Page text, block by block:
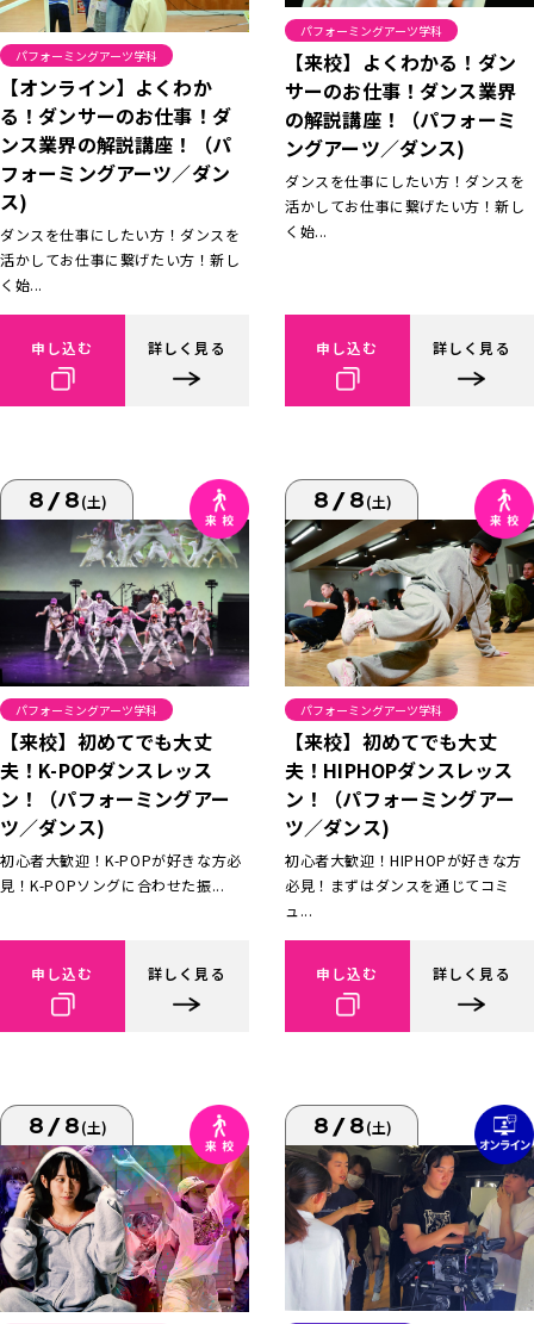
パフォーミングアーツ学科
【オンライン】よくわか
る！ダンサーのお仕事！ダ
ンス業界の解説講座！（パ
フォーミングアーツ／ダン
ス)
ダンスを仕事にしたい方！ダンスを
活かしてお仕事に繋げたい方！新し
く始...
申し込む 詳しく見る
パフォーミングアーツ学科
【来校】よくわかる！ダン
サーのお仕事！ダンス業界
の解説講座！（パフォーミ
ングアーツ／ダンス)
ダンスを仕事にしたい方！ダンスを
活かしてお仕事に繋げたい方！新し
く始...
申し込む 詳しく見る
8/8(土)
パフォーミングアーツ学科
【来校】初めてでも大丈
夫！K-POPダンスレッス
ン！（パフォーミングアー
ツ／ダンス)
初心者大歓迎！K-POPが好きな方必
見！K-POPソングに合わせた振...
申し込む 詳しく見る
8/8(土)
パフォーミングアーツ学科
【来校】初めてでも大丈
夫！HIPHOPダンスレッス
ン！（パフォーミングアー
ツ／ダンス)
初心者大歓迎！HIPHOPが好きな方
必見！まずはダンスを通じてコミ
ュ...
申し込む 詳しく見る
8/8(土) 8/8(土)